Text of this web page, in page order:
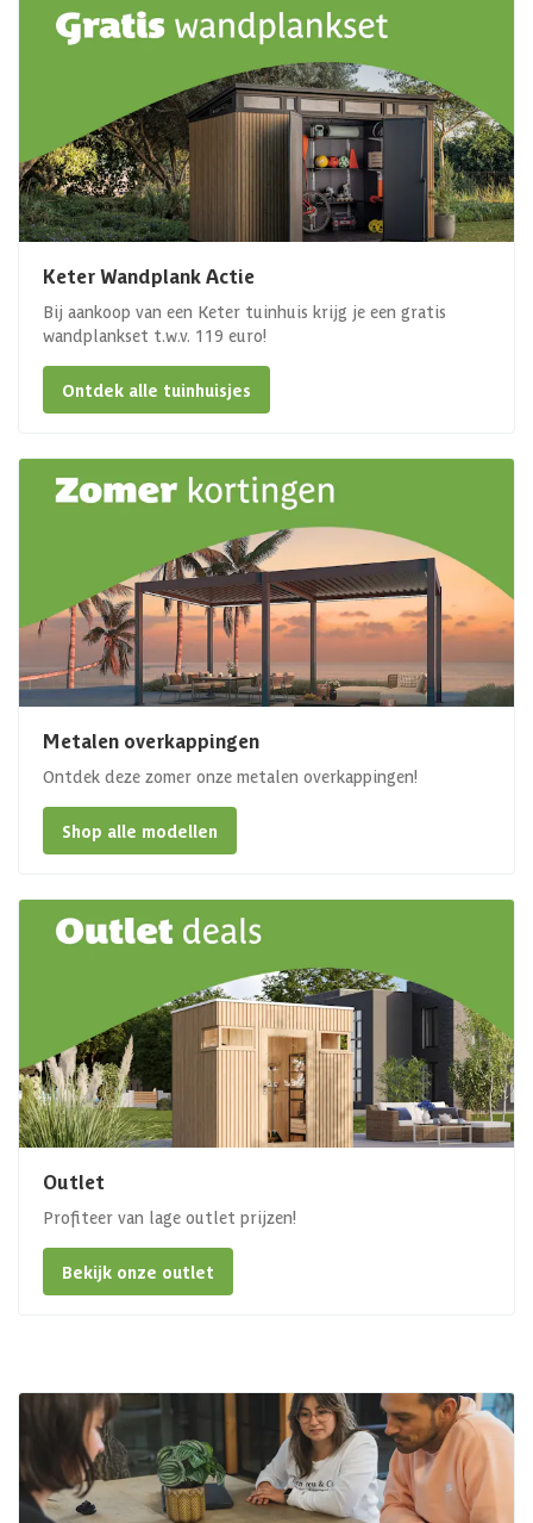
Keter Wandplank Actie
Bij aankoop van een Keter tuinhuis krijg je een gratis
wandplankset t.w.v. 119 euro!
Ontdek alle tuinhuisjes
Metalen overkappingen
Ontdek deze zomer onze metalen overkappingen!
Shop alle modellen
Outlet
Profiteer van lage outlet prijzen!
Bekijk onze outlet